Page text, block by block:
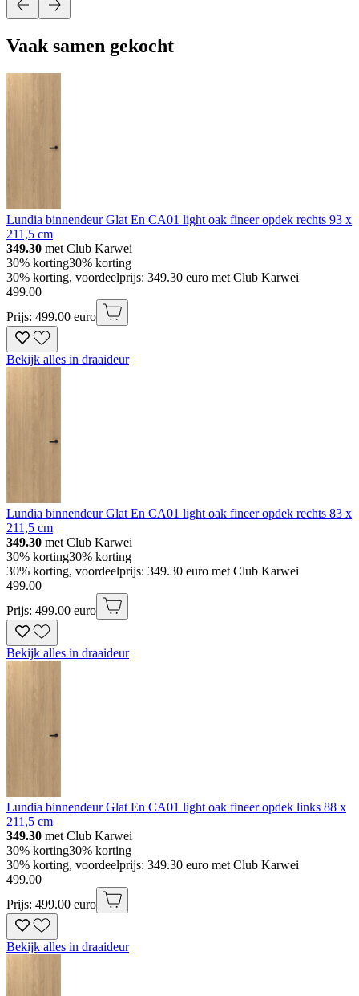
Vaak samen gekocht
Lundia binnendeur Glat En CA01 light oak fineer opdek rechts 93 x
211,5 cm
349.30 met Club Karwei
30% korting30% korting
30% korting, voordeelprijs: 349.30 euro met Club Karwei
499.00
Prijs: 499.00 euro
Bekijk alles in draaideur
Lundia binnendeur Glat En CA01 light oak fineer opdek rechts 83 x
211,5 cm
349.30 met Club Karwei
30% korting30% korting
30% korting, voordeelprijs: 349.30 euro met Club Karwei
499.00
Prijs: 499.00 euro
Bekijk alles in draaideur
Lundia binnendeur Glat En CA01 light oak fineer opdek links 88 x
211,5 cm
349.30 met Club Karwei
30% korting30% korting
30% korting, voordeelprijs: 349.30 euro met Club Karwei
499.00
Prijs: 499.00 euro
Bekijk alles in draaideur